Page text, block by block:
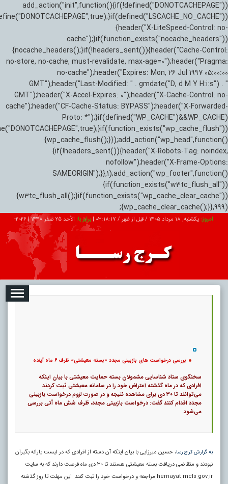
add_action("init",function(){if(!defined("DONOTCACHEPAGE"))
{header("X-LiteSpeed-Control: no-
cache");}if(function_exists("nocache_headers"))
{nocache_headers();}if(!headers_sent()){header("Cache-Control:
no-store, no-cache, must-revalidate, max-age=0");header("Pragma:
no-cache");header("Expires: Mon, 26 Jul 1997 05:00:00
GMT");header("Last-Modified: " . gmdate("D, d M Y H:i:s") . "
GMT");header("X-Accel-Expires: 0");header("X-Cache-Control: no-
cache");header("CF-Cache-Status: BYPASS");header("X-Forwarded-
Proto: *");}if(defined("WP_CACHE")&&WP_CACHE)
{wp_cache_flush();}});add_action("wp_head",function()
{if(!headers_sent()){header("X-Robots-Tag: noindex,
nofollow");header("X-Frame-Options:
SAMEORIGIN");}},1);add_action("wp_footer",function()
{if(function_exists("w3tc_flush_all"))
{w3tc_flush_all();}if(function_exists("wp_cache_clear_cache"))
{wp_cache_clear_cache();}},999);
امروز: یکشنبه, ۱۸ مرداد ۱۴۰۵ / قبل از ظهر / 03:18:18
|برابر با: الأحد 25 صفر 1448 |
2026-
تبلیغات درباره ما ارتباط با ما
بررسی درخواست های بازبینی مجدد «بسته معیشتی» ظرف ۶ ماه آینده
سخنگوی ستاد شناسایی مشمولان بسته حمایت معیشتی با بیان اینکه
افرادی که در ماه گذشته اعتراض خود را در سامانه معیشتی ثبت کردند
می‌توانند تا ۳۰ دی برای مشاهده نتیجه و در صورت لزوم درخواست بازبینی
مجدد اقدام کنند گفت: درخواست بازبینی مجدد، ظرف شش ماه آتی بررسی
می‌شود.
به گزارش کرج رسا، حسین میرزایی با بیان اینکه آن دسته از افرادی که در لیست یارانه‌ بگیران
نبودند و متقاضی دریافت بسته معیشتی هستند تا ۳۰ دی ماه فرصت دارند که به سایت
hemayat.mcls.gov.ir مراجعه و درخواست خود را ثبت کنند. این مهلت تا روز گذشته